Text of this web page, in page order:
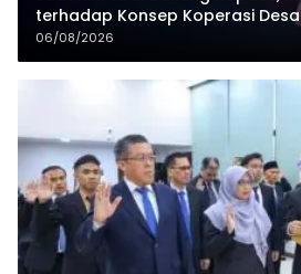
terhadap Konsep Koperasi
06/08/2026